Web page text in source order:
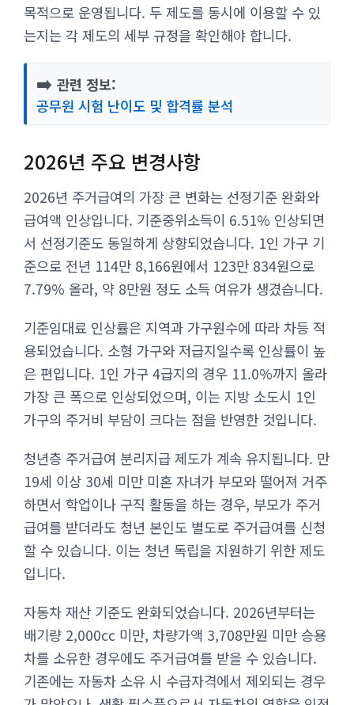
목적으로 운영됩니다. 두 제도를 동시에 이용할 수 있
는지는 각 제도의 세부 규정을 확인해야 합니다.
➡️ 관련 정보:
공무원 시험 난이도 및 합격률 분석
2026년 주요 변경사항
2026년 주거급여의 가장 큰 변화는 선정기준 완화와
급여액 인상입니다. 기준중위소득이 6.51% 인상되면
서 선정기준도 동일하게 상향되었습니다. 1인 가구 기
준으로 전년 114만 8,166원에서 123만 834원으로
7.79% 올라, 약 8만원 정도 소득 여유가 생겼습니다.
기준임대료 인상률은 지역과 가구원수에 따라 차등 적
용되었습니다. 소형 가구와 저급지일수록 인상률이 높
은 편입니다. 1인 가구 4급지의 경우 11.0%까지 올라
가장 큰 폭으로 인상되었으며, 이는 지방 소도시 1인
가구의 주거비 부담이 크다는 점을 반영한 것입니다.
청년층 주거급여 분리지급 제도가 계속 유지됩니다. 만
19세 이상 30세 미만 미혼 자녀가 부모와 떨어져 거주
하면서 학업이나 구직 활동을 하는 경우, 부모가 주거
급여를 받더라도 청년 본인도 별도로 주거급여를 신청
할 수 있습니다. 이는 청년 독립을 지원하기 위한 제도
입니다.
자동차 재산 기준도 완화되었습니다. 2026년부터는
배기량 2,000cc 미만, 차량가액 3,708만원 미만 승용
차를 소유한 경우에도 주거급여를 받을 수 있습니다.
기존에는 자동차 소유 시 수급자격에서 제외되는 경우